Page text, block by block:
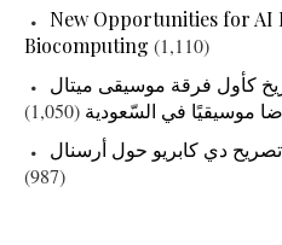
New Opportunities for AI
Biocomputing (1,110)
كأول فرقة موسيقى ميتال
موسيقيًا في السّعودية (1,050)
دي كابريو حول أرسنال
(987)